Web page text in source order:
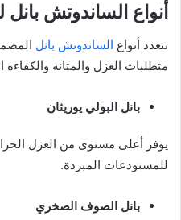
أنواع الساندوتش
تتعدد أنواع الساندوتش بانل
متطلبات العزل والمتانة والكفاءة
بانل البولي يوريثان
يوفر أعلى مستوى من العزل
للمستودعات المبردة.
بانل الصوف الصخري